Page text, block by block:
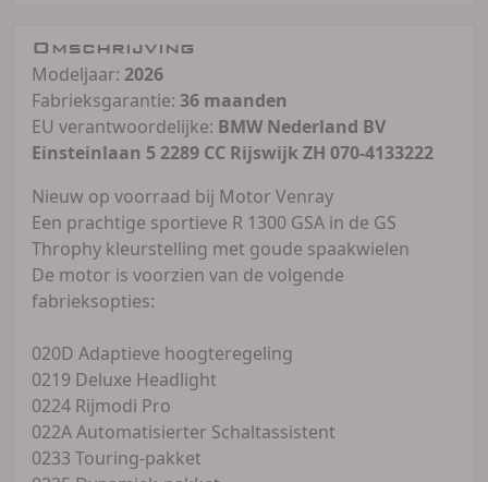
Omschrijving
Modeljaar: 2026
Fabrieksgarantie: 36 maanden
EU verantwoordelijke: BMW Nederland BV
Einsteinlaan 5 2289 CC Rijswijk ZH 070-4133222
Nieuw op voorraad bij Motor Venray
Een prachtige sportieve R 1300 GSA in de GS
Throphy kleurstelling met goude spaakwielen
De motor is voorzien van de volgende
fabrieksopties:
020D Adaptieve hoogteregeling
0219 Deluxe Headlight
0224 Rijmodi Pro
022A Automatisierter Schaltassistent
0233 Touring-pakket